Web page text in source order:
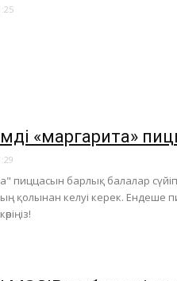
«маргарита»
пиццасын барлық балалар
қолынан келуі керек. Ендеше